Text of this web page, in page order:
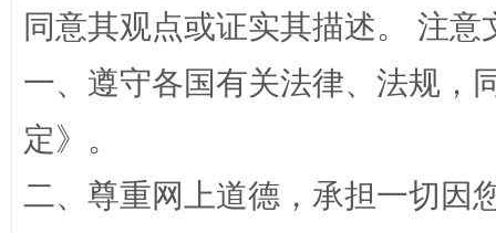
同意其观点或证实其描述。 注
一、遵守各国有关法律、法规，
定》。
二、尊重网上道德，承担一切因